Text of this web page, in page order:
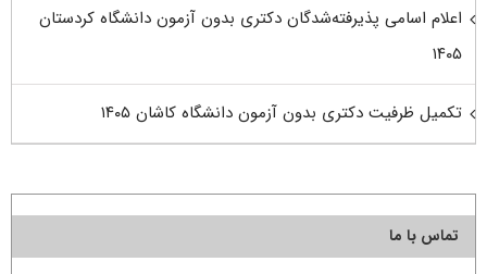
اعلام اسامی پذیرفته‌شدگان دکتری بدون آزمون دانشگاه کردستان
۱۴۰۵
تکمیل ظرفیت دکتری بدون آزمون دانشگاه کاشان ۱۴۰۵
تماس با ما